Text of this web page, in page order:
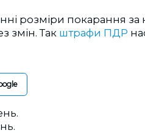
розміри покарання
змін. Так штрафи ПДР